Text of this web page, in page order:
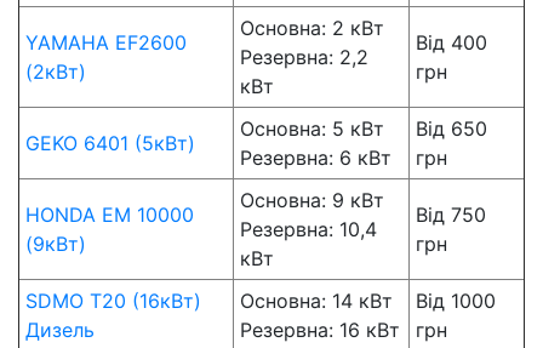
YAMAHA EF2600
(2кВт)
Основна: 2 кВт
Резервна: 2,2
кВт
Від 400
грн
GEKO 6401 (5кВт)
Основна: 5 кВт
Резервна: 6 кВт
Від 650
грн
HONDA EM 10000
(9кВт)
Основна: 9 кВт
Резервна: 10,4
кВт
Від 750
грн
SDMO T20 (16кВт)
Дизель
Основна: 14 кВт
Резервна: 16 кВт
Від 1000
грн